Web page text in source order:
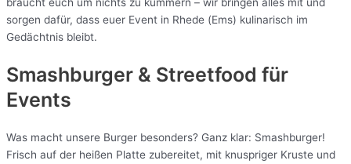
sorgen dafür, dass euer Event in Rhede (Ems) kulinarisch im
Gedächtnis bleibt.
Smashburger & Streetfood für
Events
Was macht unsere Burger besonders? Ganz klar: Smashburger!
Frisch auf der heißen Platte zubereitet, mit knuspriger Kruste und